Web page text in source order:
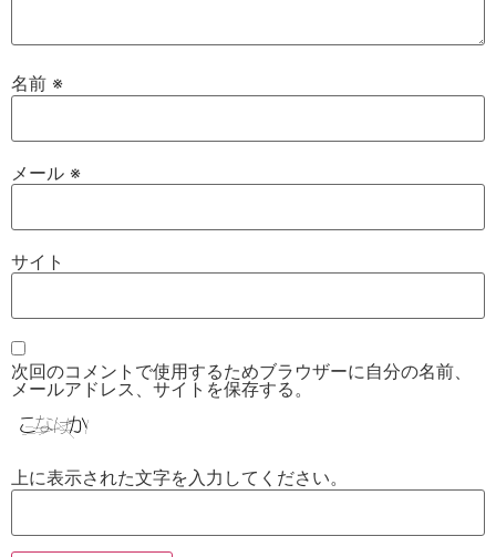
名前 ※
メール ※
サイト
次回のコメントで使用するためブラウザーに自分の名前、
メールアドレス、サイトを保存する。
上に表示された文字を入力してください。